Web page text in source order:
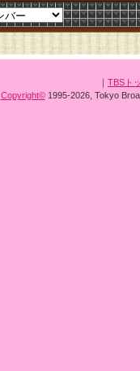
｜ TBSト
Copyright© 1995-2026, Tokyo